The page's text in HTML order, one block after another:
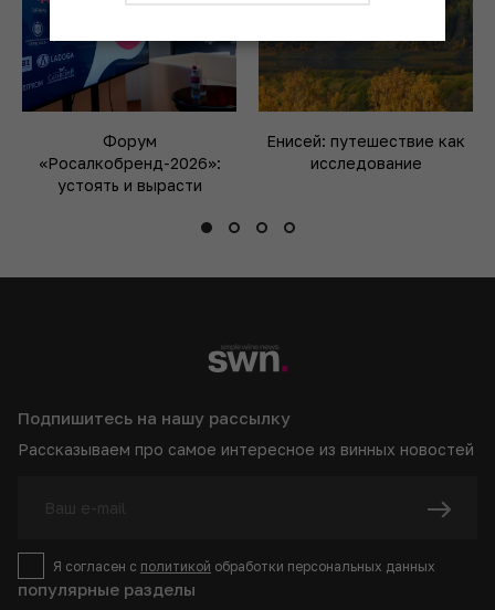
Форум
«Росалкобренд-2026»:
устоять и вырасти
Енисей: путешествие как
исследование
популярные разделы
Подпишитесь на нашу рассылку
Рассказываем про самое интересное из винных новостей
Я согласен с политикой обработки персональных данных